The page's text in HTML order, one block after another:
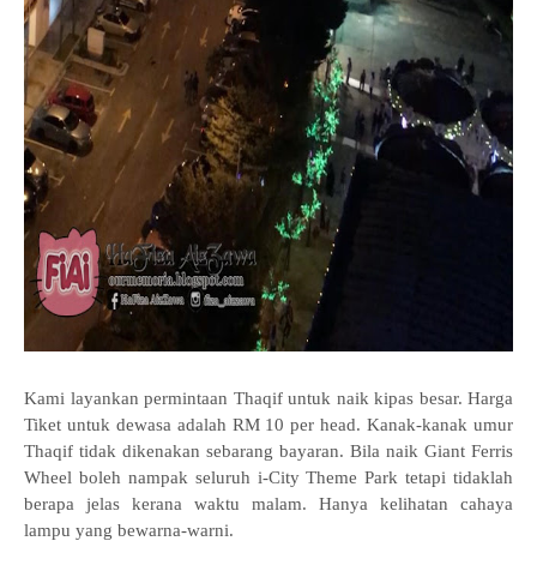
Kami layankan permintaan Thaqif untuk naik kipas besar. Harga
Tiket untuk dewasa adalah RM 10 per head. Kanak-kanak umur
Thaqif tidak dikenakan sebarang bayaran. Bila naik Giant Ferris
Wheel boleh nampak seluruh i-City Theme Park tetapi tidaklah
berapa jelas kerana waktu malam. Hanya kelihatan cahaya
lampu yang bewarna-warni.